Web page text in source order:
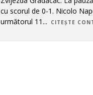
cu scorul de 0-1. Nicolo
următorul 11 ... CITEȘTE